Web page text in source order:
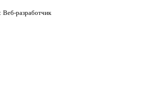
Веб-разработчик